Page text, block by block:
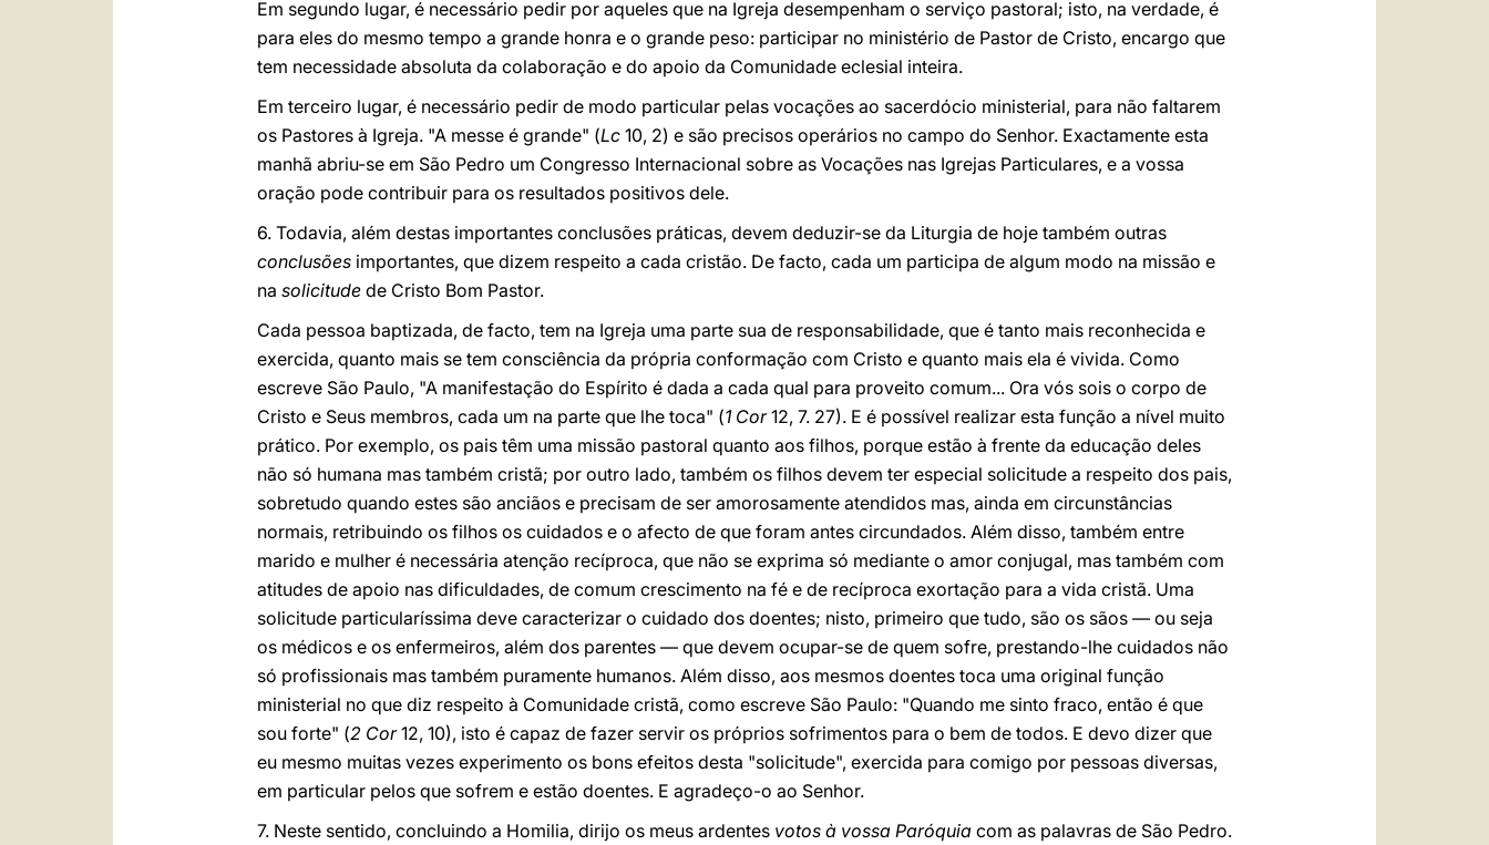
Em segundo lugar, é necessário pedir por aqueles que na Igreja desempenham o serviço pastoral; isto, na verdade, é
para eles do mesmo tempo a grande honra e o grande peso: participar no ministério de Pastor de Cristo, encargo que
tem necessidade absoluta da colaboração e do apoio da Comunidade eclesial inteira.
Em terceiro lugar, é necessário pedir de modo particular pelas vocações ao sacerdócio ministerial, para não faltarem
os Pastores à Igreja. "A messe é grande" (Lc 10, 2) e são precisos operários no campo do Senhor. Exactamente esta
manhã abriu-se em São Pedro um Congresso Internacional sobre as Vocações nas Igrejas Particulares, e a vossa
oração pode contribuir para os resultados positivos dele.
6. Todavia, além destas importantes conclusões práticas, devem deduzir-se da Liturgia de hoje também outras
conclusões importantes, que dizem respeito a cada cristão. De facto, cada um participa de algum modo na missão e
na solicitude de Cristo Bom Pastor.
Cada pessoa baptizada, de facto, tem na Igreja uma parte sua de responsabilidade, que é tanto mais reconhecida e
exercida, quanto mais se tem consciência da própria conformação com Cristo e quanto mais ela é vivida. Como
escreve São Paulo, "A manifestação do Espírito é dada a cada qual para proveito comum... Ora vós sois o corpo de
Cristo e Seus membros, cada um na parte que lhe toca" (1 Cor12, 7. 27). E é possível realizar esta função a nível muito
prático. Por exemplo, os pais têm uma missão pastoral quanto aos filhos, porque estão à frente da educação deles
não só humana mas também cristã; por outro lado, também os filhos devem ter especial solicitude a respeito dos pais,
sobretudo quando estes são anciãos e precisam de ser amorosamente atendidos mas, ainda em circunstâncias
normais, retribuindo os filhos os cuidados e o afecto de que foram antes circundados. Além disso, também entre
marido e mulher é necessária atenção recíproca, que não se exprima só mediante o amor conjugal, mas também com
atitudes de apoio nas dificuldades, de comum crescimento na fé e de recíproca exortação para a vida cristã. Uma
solicitude particularíssima deve caracterizar o cuidado dos doentes; nisto, primeiro que tudo, são os sãos — ou seja
os médicos e os enfermeiros, além dos parentes — que devem ocupar-se de quem sofre, prestando-lhe cuidados não
só profissionais mas também puramente humanos. Além disso, aos mesmos doentes toca uma original função
ministerial no que diz respeito à Comunidade cristã, como escreve São Paulo: "Quando me sinto fraco, então é que
sou forte" (2 Cor12, 10), isto é capaz de fazer servir os próprios sofrimentos para o bem de todos. E devo dizer que
eu mesmo muitas vezes experimento os bons efeitos desta "solicitude", exercida para comigo por pessoas diversas,
em particular pelos que sofrem e estão doentes. E agradeço-o ao Senhor.
7. Neste sentido, concluindo a Homilia, dirijo os meus ardentes votos à vossa Paróquia com as palavras de São Pedro.